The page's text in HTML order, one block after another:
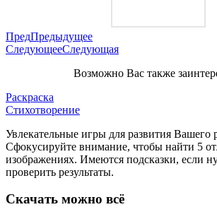
ПредПредыдущее
СледующееСледующая
Возможно Вас также
Раскраска
Стихотворение
Увлекательные игры для развития Вашего
Сфокусируйте внимание, чтобы найти 5
изображениях. Имеются подсказки, если
проверить результаты.
Скачать можно всё